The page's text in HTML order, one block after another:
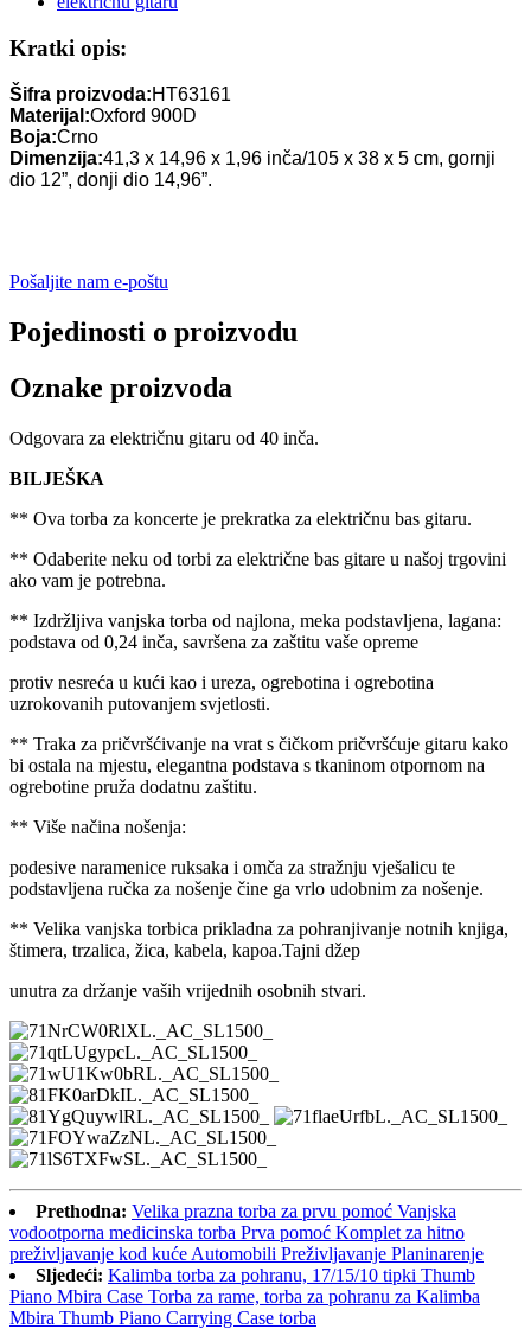
Kratki opis:
Šifra proizvoda:HT63161
Materijal:Oxford 900D
Boja:Crno
Dimenzija:41,3 x 14,96 x 1,96 inča/105 x 38 x 5 cm, gornji
dio 12”, donji dio 14,96”.
Pošaljite nam e-poštu
Pojedinosti o proizvodu
Oznake proizvoda
Odgovara za električnu gitaru od 40 inča.
BILJEŠKA
** Ova torba za koncerte je prekratka za električnu bas gitaru.
** Odaberite neku od torbi za električne bas gitare u našoj trgovini
ako vam je potrebna.
** Izdržljiva vanjska torba od najlona, ​​meka podstavljena, lagana:
podstava od 0,24 inča, savršena za zaštitu vaše opreme
protiv nesreća u kući kao i ureza, ogrebotina i ogrebotina
uzrokovanih putovanjem svjetlosti.
** Traka za pričvršćivanje na vrat s čičkom pričvršćuje gitaru kako
bi ostala na mjestu, elegantna podstava s tkaninom otpornom na
ogrebotine pruža dodatnu zaštitu.
** Više načina nošenja:
podesive naramenice ruksaka i omča za stražnju vješalicu te
podstavljena ručka za nošenje čine ga vrlo udobnim za nošenje.
** Velika vanjska torbica prikladna za pohranjivanje notnih knjiga,
štimera, trzalica, žica, kabela, kapoa.Tajni džep
unutra za držanje vaših vrijednih osobnih stvari.
Prethodna: Velika prazna torba za prvu pomoć Vanjska
vodootporna medicinska torba Prva pomoć Komplet za hitno
preživljavanje kod kuće Automobili Preživljavanje Planinarenje
Sljedeći: Kalimba torba za pohranu, 17/15/10 tipki Thumb
Piano Mbira Case Torba za rame, torba za pohranu za Kalimba
Mbira Thumb Piano Carrying Case torba